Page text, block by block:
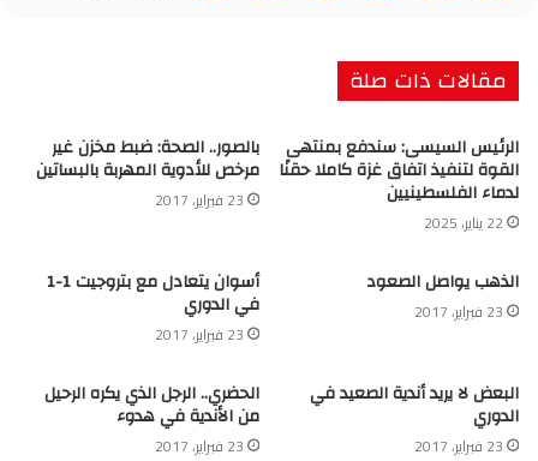
مقالات ذات صلة
الرئيس السيسى: سندفع بمنتهى
القوة لتنفيذ اتفاق غزة كاملا حقنًا
لدماء الفلسطينيين
22 يناير، 2025
بالصور.. الصحة: ضبط مخزن غير
مرخص للأدوية المهربة بالبساتين
23 فبراير، 2017
الذهب يواصل الصعود
23 فبراير، 2017
أسوان يتعادل مع بتروجيت 1-1
في الدوري
23 فبراير، 2017
البعض لا يريد أندية الصعيد في
الدوري
23 فبراير، 2017
الحضري.. الرجل الذي يكره الرحيل
من الأندية في هدوء
23 فبراير، 2017